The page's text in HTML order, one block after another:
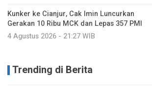
Kunker ke Cianjur, Cak Imin Luncurkan
Gerakan 10 Ribu MCK dan Lepas 357 PMI
4 Agustus 2026 - 21:27 WIB
Trending di Berita